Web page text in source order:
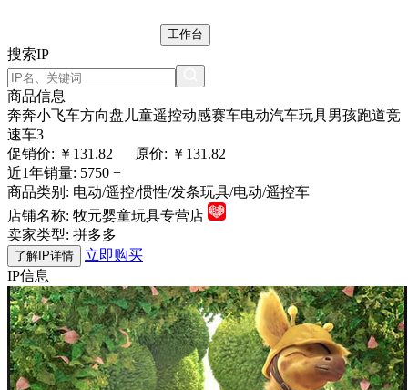
工作台
搜索IP
商品信息
奔奔小飞车方向盘儿童遥控动感赛车电动汽车玩具男孩跑道竞
速车3
促销价: ￥ 131.82
原价: ￥131.82
近1年销量: 5750 +
商品类别: 电动/遥控/惯性/发条玩具/电动/遥控车
店铺名称: 牧元婴童玩具专营店
卖家类型: 拼多多
了解IP详情
立即购买
IP信息